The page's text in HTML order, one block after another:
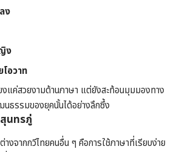
ง
ง
อวาท
งแค่สวยงามด้านภาษา แต่ยังสะท้อนมุมมองทาง
ธรรมของยุคนั้นได้อย่างลึกซึ้ง
นทรภู่
งจากกวีไทยคนอื่น ๆ คือการใช้ภาษาที่เรียบง่าย